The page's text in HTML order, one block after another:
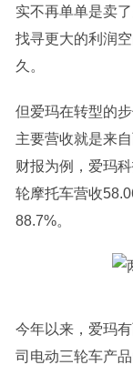
实不再单单是卖
找寻更大的利润
久。
但爱玛在转型的
主要营收就是来
财报为例，爱玛
轮摩托车营收
88.7%。
今年以来，爱玛
司电动三轮车产